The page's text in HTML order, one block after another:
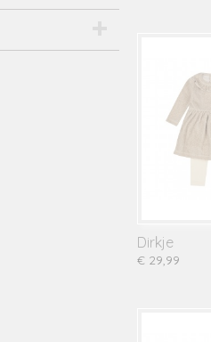
Dirkje
€ 29,99